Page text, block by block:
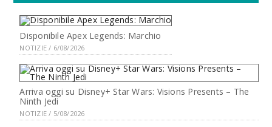
Disponibile Apex Legends: Marchio
NOTIZIE / 6/08/2026
Arriva oggi su Disney+ Star Wars: Visions Presents – The
Ninth Jedi
NOTIZIE / 5/08/2026